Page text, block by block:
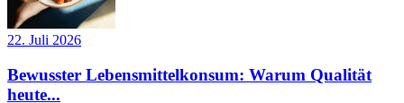
22. Juli 2026
Bewusster Lebensmittelkonsum: Warum Qualität
heute...